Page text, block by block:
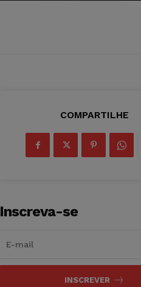
COMPARTILHE
Inscreva-se
INSCREVER